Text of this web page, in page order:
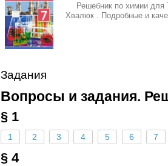
Решебник по химии
Хвалюк . Подробные и
Задания
Вопросы и задания.
§ 1
1 2 3 4 5 6 7
§ 4